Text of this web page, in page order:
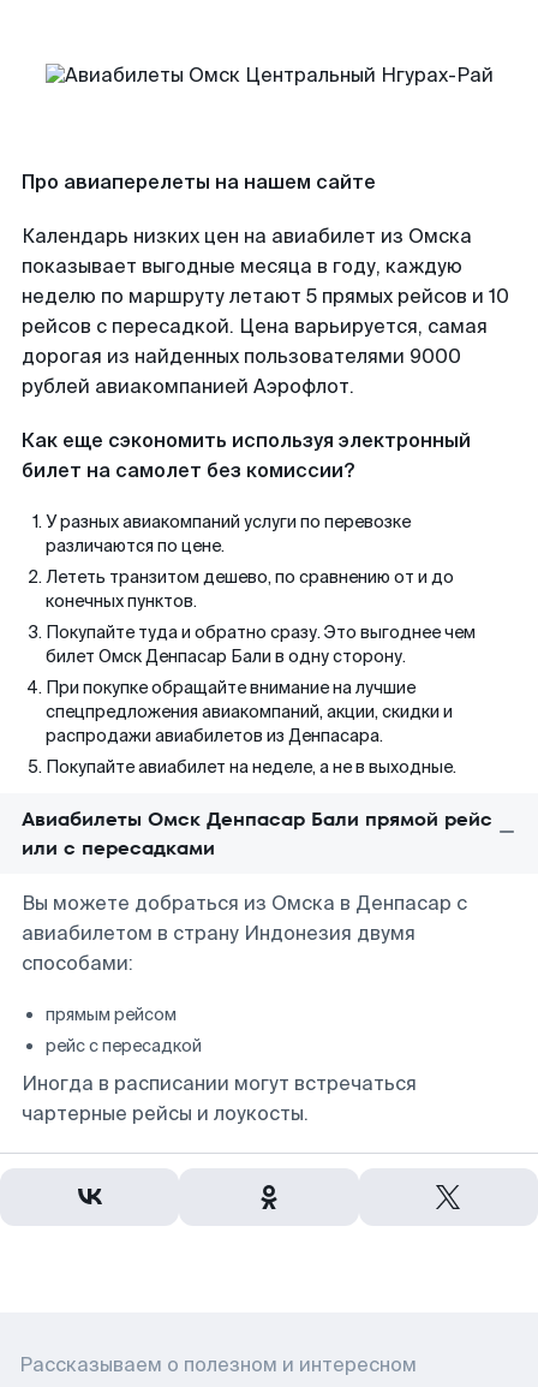
Про авиаперелеты на нашем сайте
Календарь низких цен на авиабилет из Омска
показывает выгодные месяца в году, каждую
неделю по маршруту летают 5 прямых рейсов и 10
рейсов с пересадкой. Цена варьируется, самая
дорогая из найденных пользователями 9000
рублей авиакомпанией Аэрофлот.
Как еще сэкономить используя электронный
билет на самолет без комиссии?
У разных авиакомпаний услуги по перевозке
различаются по цене.
Лететь транзитом дешево, по сравнению от и до
конечных пунктов.
Покупайте туда и обратно сразу. Это выгоднее чем
билет Омск Денпасар Бали в одну сторону.
При покупке обращайте внимание на лучшие
спецпредложения авиакомпаний, акции, скидки и
распродажи авиабилетов из Денпасара.
Покупайте авиабилет на неделе, а не в выходные.
Авиабилеты Омск Денпасар Бали прямой рейс
или с пересадками
Вы можете добраться из Омска в Денпасар с
авиабилетом в страну Индонезия двумя
способами:
прямым рейсом
рейс с пересадкой
Иногда в расписании могут встречаться
чартерные рейсы и лоукосты.
Рассказываем о полезном и интересном